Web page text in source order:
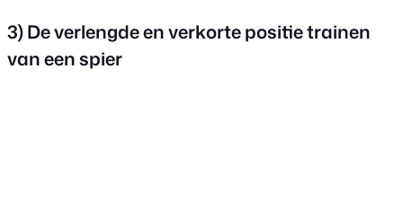
3) De verlengde en verkorte positie trainen
van een spier